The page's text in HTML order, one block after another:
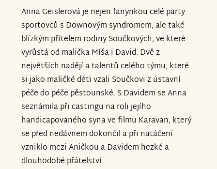
Anna Geislerová je nejen fanynkou celé party
sportovců s Downovým syndromem, ale také
blízkým přítelem rodiny Součkových, ve které
vyrůstá od malička Míša i David. Dvě z
největších nadějí a talentů celého týmu, které
si jako maličké děti vzali Součkovi z ústavní
péče do péče pěstounské. S Davidem se Anna
seznámila při castingu na roli jejího
handicapovaného syna ve filmu Karavan, který
se před nedávnem dokončil a při natáčení
vzniklo mezi Aničkou a Davidem hezké a
dlouhodobé přátelství.